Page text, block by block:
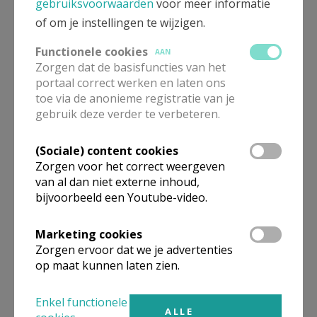
ALLE DETAILS TONEN
Verbergen
O.-L.-Vr.-Onbevlekt
Ontvangen, Hulst
de details voor het adres van de kerk, alsook een lijst met
kerken in de buurt.
ALLE DETAILS TONEN
Omgeving
Niet gevonden wat je zocht? Hier vind je
gebruiksvoorwaarden voor meer informatie
of om je instellingen te wijzigen.
Functionele cookies
AAN
Zorgen dat de basisfuncties van het
portaal correct werken en laten ons
toe via de anonieme registratie van je
gebruik deze verder te verbeteren.
(Sociale) content cookies
Zorgen voor het correct weergeven
van al dan niet externe inhoud,
bijvoorbeeld een Youtube-video.
Marketing cookies
Zorgen ervoor dat we je advertenties
op maat kunnen laten zien.
Enkel functionele
ALLE